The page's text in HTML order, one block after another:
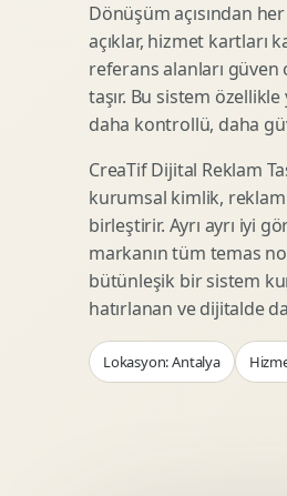
Shopify Tasarim
Woocommerce Tasarim
Eticaret UX Optimizasyonu
Urun Sayfasi Tasarimi
Sepet Odeme UX
Pazaryeri Marka Magazasi
Eticaret SEO Altyapisi
Mikro Animasyon Tasarimi
Dönüşüm açısından
açıklar, hizmet kartları
referans alanları güven
taşır. Bu sistem
daha kontrollü, daha
CreaTif Dijital Reklam
kurumsal kimlik,
birleştirir. Ayrı ayrı iyi
markanın tüm temas
bütünleşik bir sistem
hatırlanan ve dijitalde
Lokasyon: Antalya